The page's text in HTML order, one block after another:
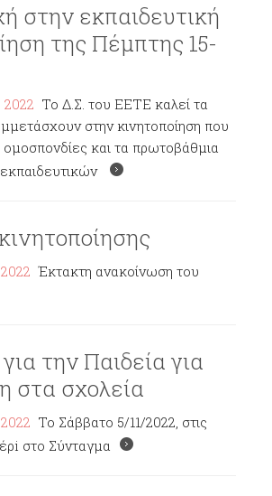
στην εκπαιδευτική
της Πέμπτης 15-
2022 Το Δ.Σ. του ΕΕΤΕ καλεί τα
στην κινητοποίηση που
και τα πρωτοβάθμια
Έκτακτη ανακοίνωση του
την Παιδεία για
στα σχολεία
To Σάββατο 5/11/2022, στις
στο Σύνταγμα